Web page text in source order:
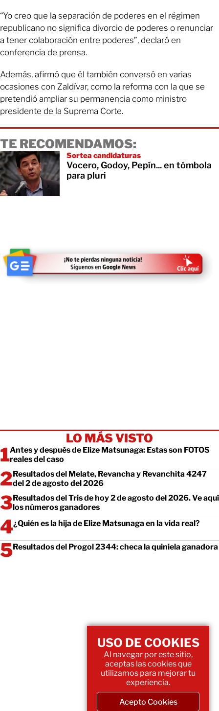
“Yo creo que la separación de poderes en el régimen
republicano no significa divorcio de poderes o renunciar
a tener colaboración entre poderes”, declaró en
conferencia de prensa.
Además, afirmó que él también conversó en varias
ocasiones con Zaldívar, como la reforma con la que se
pretendió ampliar su permanencia como ministro
presidente de la Suprema Corte.
TE RECOMENDAMOS:
Sortea candidaturas
Vocero, Godoy, Pepín... en tómbola
para pluri
LO MÁS VISTO
Antes y después de Elize Matsunaga: Estas son FOTOS
reales del caso
Resultados del Melate, Revancha y Revanchita 4247
del 2 de agosto del 2026
Resultados del Tris de hoy 2 de agosto del 2026. Ve aquí
los números ganadores
¿Quién es la hija de Elize Matsunaga en la vida real?
Resultados del Progol 2344: checa la quiniela ganadora
USO DE COOKIES
Al navegar por este sitio,
aceptas las cookies que
utilizamos para mejorar tu
experiencia.
Acepto Cookies